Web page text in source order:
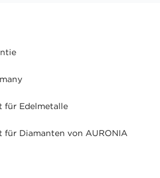
für Edelmetalle
für Diamanten von AURONIA